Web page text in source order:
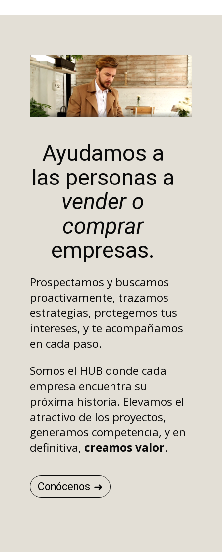
Ayudamos a
las personas a
vender o
comprar
empresas.
Prospectamos y buscamos
proactivamente, trazamos
estrategias, protegemos tus
intereses, y te acompañamos
en cada paso.
Somos el HUB donde cada
empresa encuentra su
próxima historia. Elevamos el
atractivo de los proyectos,
generamos competencia, y en
definitiva, creamos valor.
Conócenos